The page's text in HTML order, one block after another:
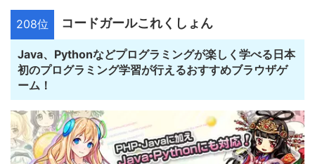
208位 コードガールこれくしょん
Java、Pythonなどプログラミングが楽しく学べる日本
初のプログラミング学習が行えるおすすめブラウザゲ
ーム！